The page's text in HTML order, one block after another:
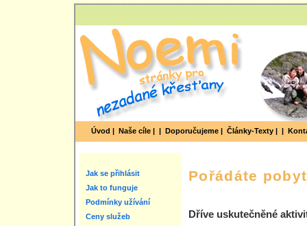
Úvod | Naše cíle | | Doporučujeme | Články-Texty | |
Jak se přihlásit
Jak to funguje
Podmínky užívání
Ceny služeb
Pořádáte
Dříve uskutečněné